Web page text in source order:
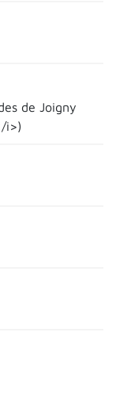
de Joigny
i>)